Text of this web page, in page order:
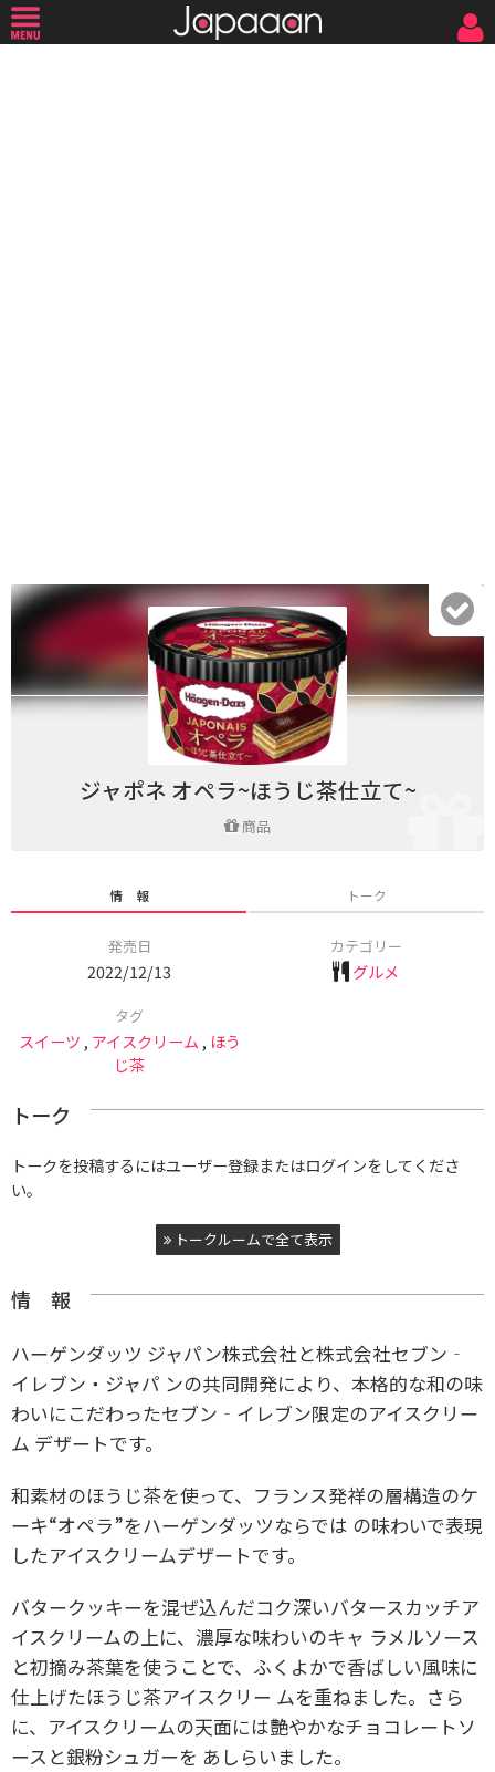
ジャポネ オペラ~ほうじ茶仕立て~
商品
情 報 トーク
発売日
2022/12/13
カテゴリー
グルメ
タグ
スイーツ , アイスクリーム , ほう
じ茶
トーク
トークを投稿するにはユーザー登録またはログインをしてくださ
い。
トークルームで全て表示
情 報
ハーゲンダッツ ジャパン株式会社と株式会社セブン‐
イレブン・ジャパ ンの共同開発により、本格的な和の味
わいにこだわったセブン‐イレブン限定のアイスクリー
ム デザートです。
和素材のほうじ茶を使って、フランス発祥の層構造のケ
ーキ“オペラ”をハーゲンダッツならでは の味わいで表現
したアイスクリームデザートです。
バタークッキーを混ぜ込んだコク深いバタースカッチア
イスクリームの上に、濃厚な味わいのキャ ラメルソース
と初摘み茶葉を使うことで、ふくよかで香ばしい風味に
仕上げたほうじ茶アイスクリー ムを重ねました。さら
に、アイスクリームの天面には艶やかなチョコレートソ
ースと銀粉シュガーを あしらいました。